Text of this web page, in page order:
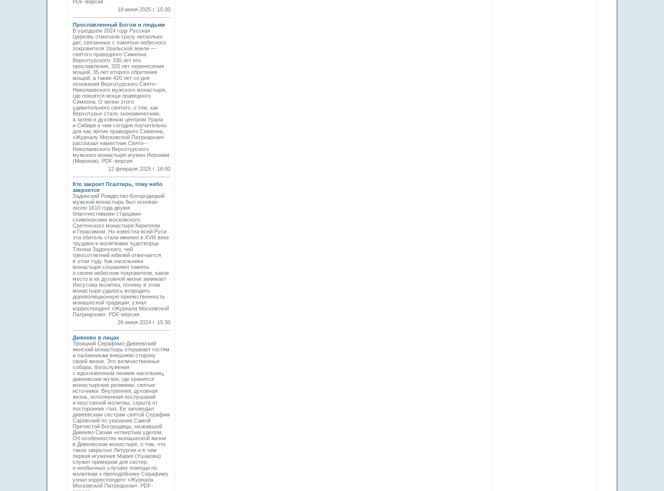
PDF-версия.
18 июня 2025 г. 15:30
Прославленный Богом и людьми
В ушедшем 2024 году Русская
Церковь отмечала сразу несколько
дат, связанных с памятью небесного
покровителя Уральской земли —
святого праведного ­Симеона
Верхотурского: 330 лет его
прославления, 320 лет перенесения
мощей, 35 лет второго обретения
мощей, а также 420 лет со дня
основания Верхотурского Свято-­
Николаевского мужского монастыря,
где покоятся мощи праведного
Симеона. О жизни этого
удивительного святого, о том, как
Верхотурье стало экономическим,
а затем и духовным центром Урала
и Сибири и чем сегодня поучительно
для нас житие праведного Симеона,
«Журналу Московской Патриархии»
рассказал наместник Свято-­
Николаевского Верхотурского
мужского монастыря игумен Иероним
(Миронов). PDF-версия.
12 февраля 2025 г. 16:00
Кто закроет Псалтирь, тому небо
закроется
Задонский Рождество-Богородицкий
мужской монастырь был основан
около 1610 года двумя
благочестивыми старцами-
схимонахами московского
Сретенского монастыря Кириллом
и Герасимом. Но известна всей Руси
эта обитель стала именно в XVIII веке
трудами и молитвами чудотворца
Тихона Задонского, чей
трехсотлетний юбилей отмечается
в этом году. Как насельники
монастыря сохраняют память
о своем небесном покровителе, какое
место в их духовной жизни занимает
Иисусова молитва, почему в этом
монастыре удалось возродить
дореволюционную преемственность
монашеской традиции, узнал
корреспондент «Журнала Московской
Патриархии». PDF-версия.
26 июня 2024 г. 15:30
Дивеево в лицах
Троицкий Серафимо-Дивеевский
женский монастырь открывает гостям
и паломникам внешнюю сторону
своей жизни. Это величественные
соборы, богослужения
с вдохновенным пением насельниц,
дивеевские музеи, где хранятся
монастырские реликвии, святые
источники. Внутренняя, духовная
жизнь, исполненная послушаний
и неустанной молитвы, скрыта от
посторонних глаз. Ее заповедал
дивеевским сестрам святой Серафим
Саровский по указанию Самой
Пречистой Богородицы, назвавшей
Дивеево Своим четвертым уделом.
Об особенностях монашеской жизни
в Дивеевском монастыре, о том, что
такое закрытые Литургии и в чем
первая игумения Мария (Ушакова)
служит примером для сестер,
о необычных случаях помощи по
молитвам к преподобному Серафиму
узнал корреспондент «Журнала
Московской Патриархии». PDF-